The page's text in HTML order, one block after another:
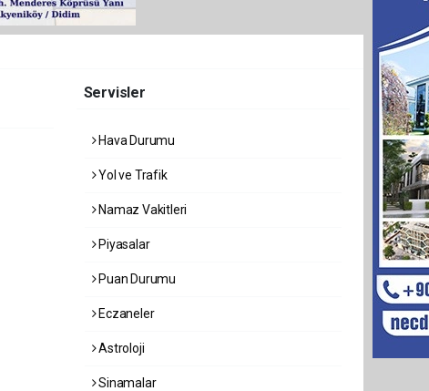
Servisler
Hava Durumu
Yol ve Trafik
Namaz Vakitleri
Piyasalar
Puan Durumu
Eczaneler
Astroloji
Sinamalar